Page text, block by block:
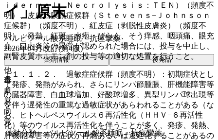
ｉｄｅｒｍａｌ Ｎｅｃｒｏｌｙｓｉｓ：ＴＥＮ）（頻度不
明）、皮膚粘膜眼症候群（Ｓｔｅｖｅｎｓ−Ｊｏｈｎｓｏｎ
症候群）（頻度不明）、紅皮症（剥脱性皮膚炎）（頻度不
明）：発熱、紅斑、水疱・びらん、そう痒感、咽頭痛、眼充
血、口内炎等の異常が認められた場合には、投与を中止し、
副腎皮質ホルモン剤の投与等の適切な処置を行うこと。
１１．１．２． 過敏症症候群（頻度不明）：初期症状とし
て発疹、発熱がみられ、さらにリンパ節腫脹、肝機能障害等
の臓器障害、白血球増加、好酸球増多、異型リンパ球出現等
を伴う遅発性の重篤な過敏症状があらわれることがある（な
お、ヒトヘルペスウイルス６再活性化（ＨＨＶ−６再活性
化）等のウイルス再活性化を伴うことが多く、発疹、発熱、
肝機能障害等の症状が再燃あるいは遷延化することがあるの
イ」原末
バルビツール酸系睡眠・抗痙攣薬
2026年04月改訂(第4版)
薬剤情報 後発品
他
毒
劇
麻
向
覚
薬効分類
バルビツール酸系睡眠・抗痙攣薬